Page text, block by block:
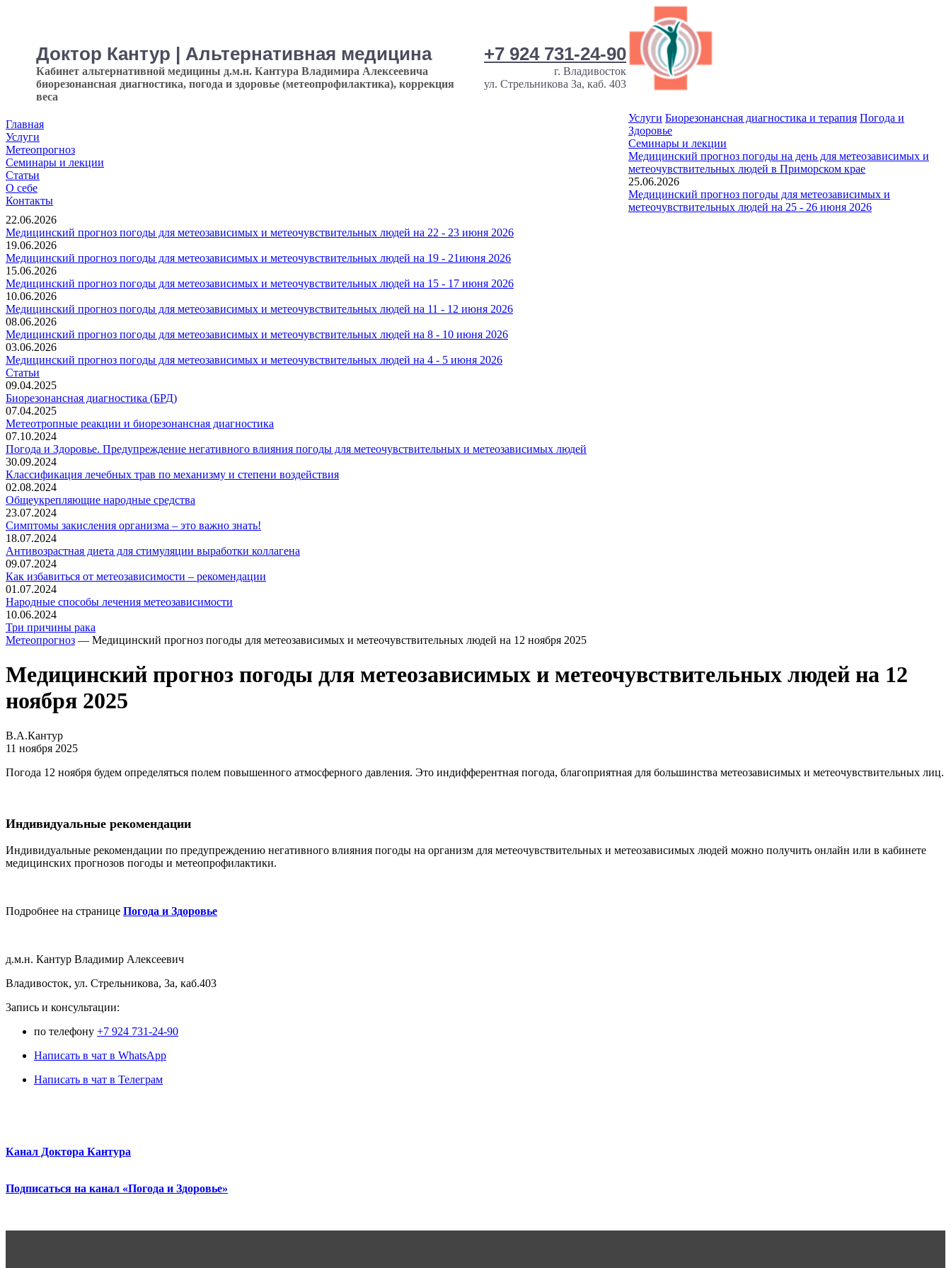
Доктор Кантур | Альтернативная медицина
Кабинет альтернативной медицины д.м.н. Кантура Владимира Алексеевича
биорезонансная диагностика, погода и здоровье (метеопрофилактика), коррекция
веса
+7 924 731-24-90
г. Владивосток
ул. Стрельникова 3а, каб. 403
Главная
Услуги
Метеопрогноз
Семинары и лекции
Статьи
О себе
Контакты
Услуги Биорезонансная диагностика и терапия Погода и
Здоровье
Семинары и лекции
Медицинский прогноз погоды на день для метеозависимых и
метеочувствительных людей в Приморском крае
25.06.2026
Медицинский прогноз погоды для метеозависимых и
метеочувствительных людей на 25 - 26 июня 2026
22.06.2026
Медицинский прогноз погоды для метеозависимых и метеочувствительных людей на 22 - 23 июня 2026
19.06.2026
Медицинский прогноз погоды для метеозависимых и метеочувствительных людей на 19 - 21июня 2026
15.06.2026
Медицинский прогноз погоды для метеозависимых и метеочувствительных людей на 15 - 17 июня 2026
10.06.2026
Медицинский прогноз погоды для метеозависимых и метеочувствительных людей на 11 - 12 июня 2026
08.06.2026
Медицинский прогноз погоды для метеозависимых и метеочувствительных людей на 8 - 10 июня 2026
03.06.2026
Медицинский прогноз погоды для метеозависимых и метеочувствительных людей на 4 - 5 июня 2026
Статьи
09.04.2025
Биорезонансная диагностика (БРД)
07.04.2025
Метеотропные реакции и биорезонансная диагностика
07.10.2024
Погода и Здоровье. Предупреждение негативного влияния погоды для метеочувствительных и метеозависимых людей
30.09.2024
Классификация лечебных трав по механизму и степени воздействия
02.08.2024
Общеукрепляющие народные средства
23.07.2024
Симптомы закисления организма – это важно знать!
18.07.2024
Антивозрастная диета для стимуляции выработки коллагена
09.07.2024
Как избавиться от метеозависимости – рекомендации
01.07.2024
Народные способы лечения метеозависимости
10.06.2024
Три причины рака
Метеопрогноз — Медицинский прогноз погоды для метеозависимых и метеочувствительных людей на 12 ноября 2025
Медицинский прогноз погоды для метеозависимых и метеочувствительных людей на 12
ноября 2025
В.А.Кантур
11 ноября 2025
Погода 12 ноября будем определяться полем повышенного атмосферного давления. Это индифферентная погода, благоприятная для большинства метеозависимых и метеочувствительных лиц.
Индивидуальные рекомендации
Индивидуальные рекомендации по предупреждению негативного влияния погоды на организм для метеочувствительных и метеозависимых людей можно получить онлайн или в кабинете
медицинских прогнозов погоды и метеопрофилактики.
Подробнее на странице Погода и Здоровье
д.м.н. Кантур Владимир Алексеевич
Владивосток, ул. Стрельникова, 3а, каб.403
3апись и консультации:
по телефону +7 924 731-24-90
Написать в чат в WhatsApp
Написать в чат в Телеграм
Канал Доктора Кантура
Подписаться на канал «Погода и Здоровье»